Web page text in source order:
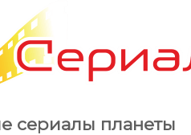
сериалы планеты